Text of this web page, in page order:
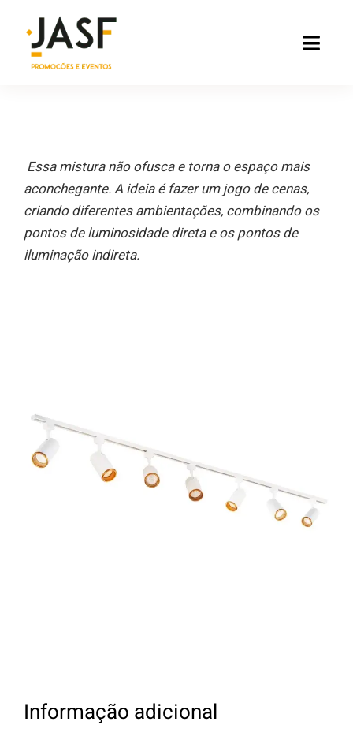
para
Loja
Serviços
Essa mistura não ofusca e torna o espaço mais
aconchegante. A ideia é fazer um jogo de cenas,
criando diferentes ambientações, combinando os
pontos de luminosidade direta e os pontos de
iluminação indireta.
Informação adicional